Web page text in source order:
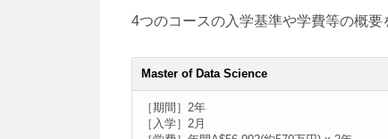
4つのコースの入学基準や学費等の概要
Master of Data Science
［期間］2年
［入学］2月